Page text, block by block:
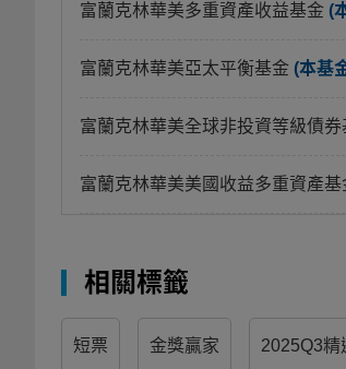
富蘭克林華美多重資產收益基金 (
富蘭克林華美亞太平衡基金 (本基
富蘭克林華美全球非投資等級債券
富蘭克林華美美國收益多重資產基
相關標籤
短票 金獎贏家 2025Q3精